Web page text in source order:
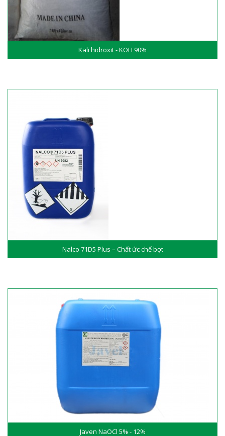
Kali hidroxit - KOH 90%
Nalco 71D5 Plus – Chất ức chế bọt
Javen NaOCl 5% - 12%